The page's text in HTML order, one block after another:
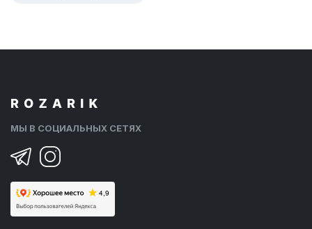
МЫ В СОЦИАЛЬНЫХ СЕТЯХ